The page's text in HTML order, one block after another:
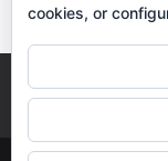
Aviso
cookies, or